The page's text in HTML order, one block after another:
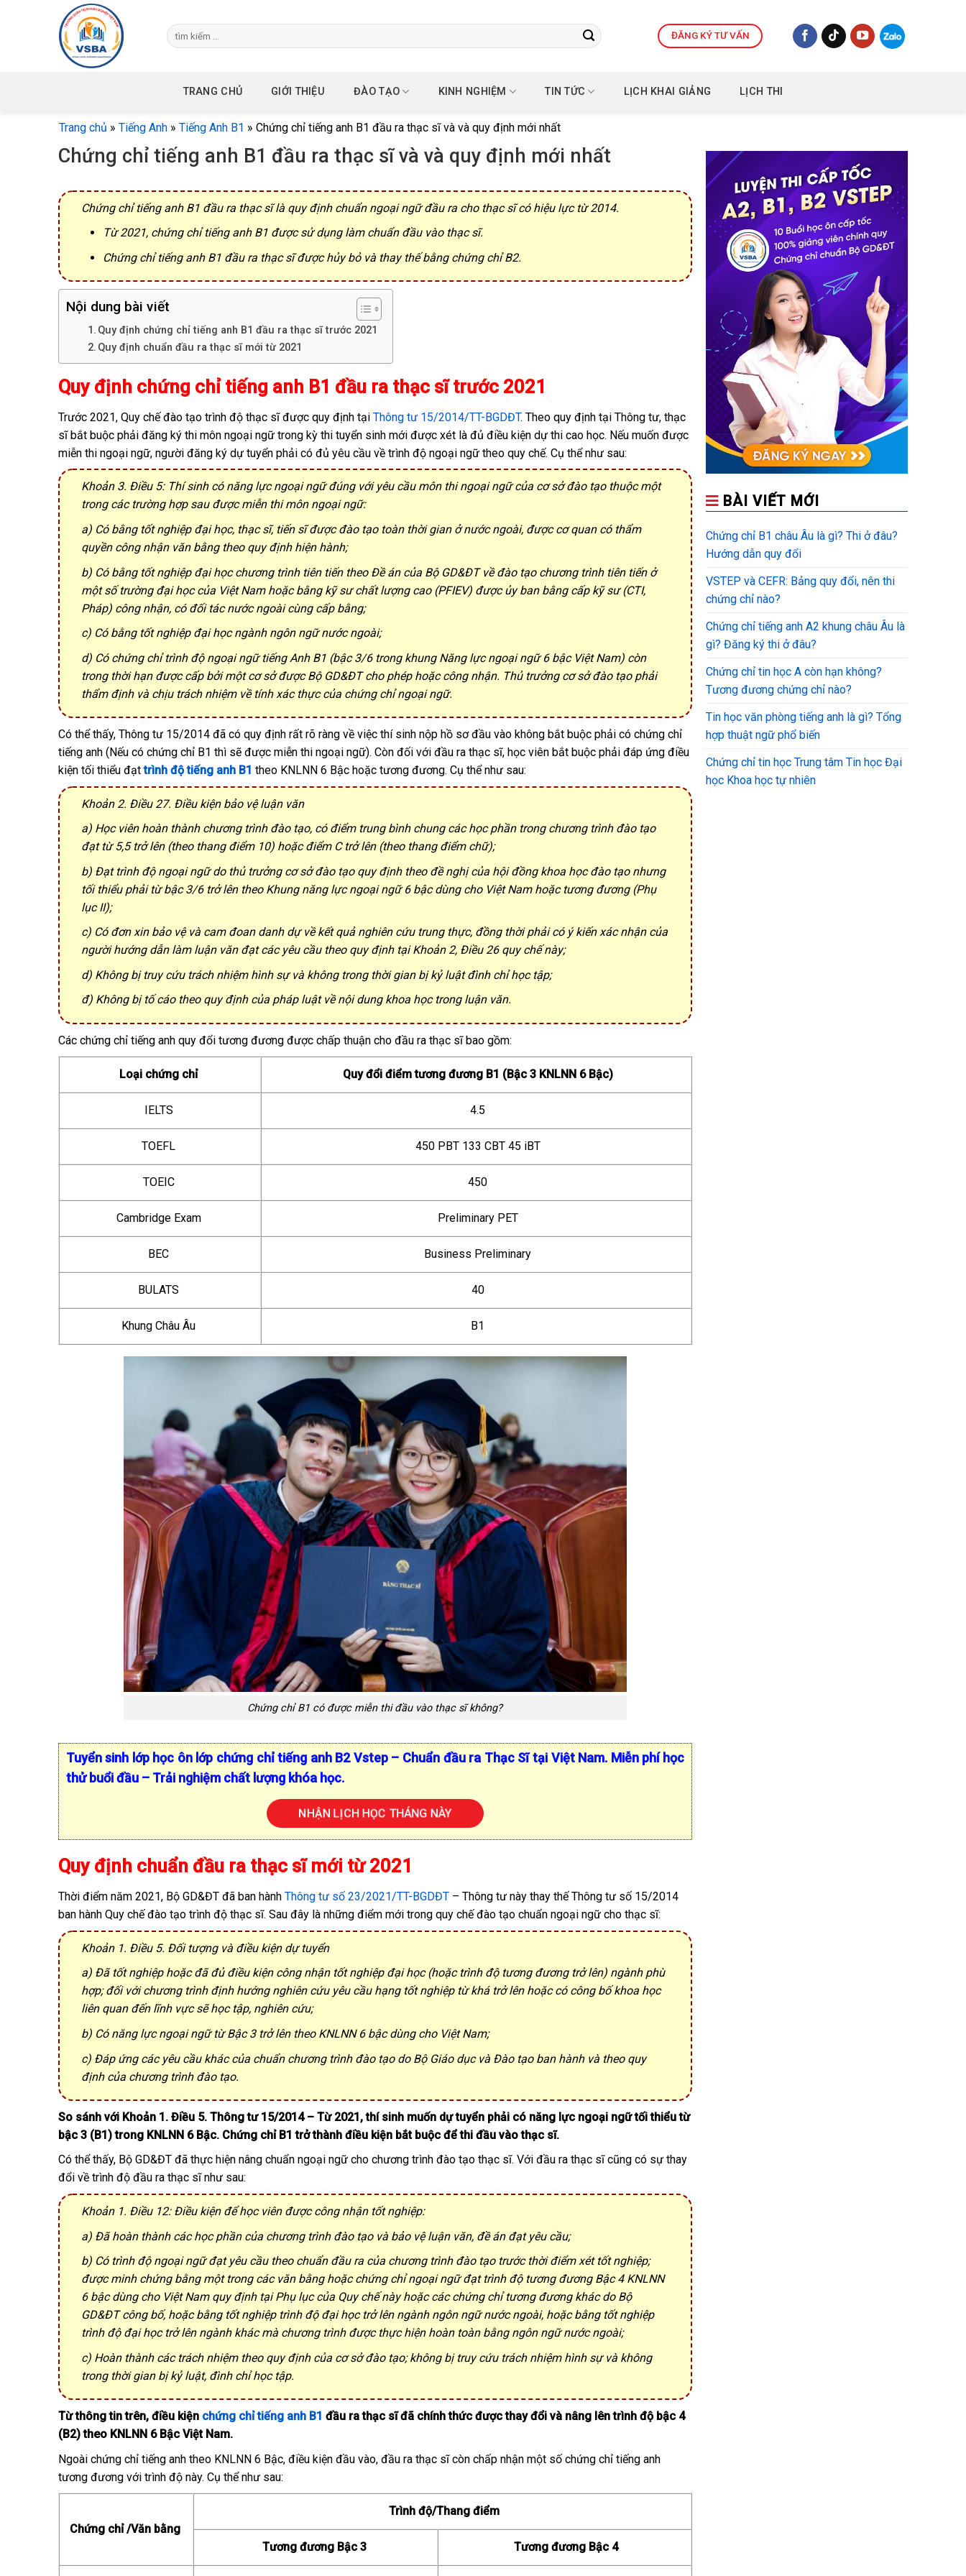
ĐĂNG KÝ TƯ VẤN
TRANG CHỦ GIỚI THIỆU ĐÀO TẠO KINH NGHIỆM TIN TỨC LỊCH KHAI GIẢNG LỊCH THI
Trang chủ » Tiếng Anh » Tiếng Anh B1 » Chứng chỉ tiếng anh B1 đầu ra thạc sĩ và và quy định mới nhất
Chứng chỉ tiếng anh B1 đầu ra thạc sĩ và và quy định mới nhất
Chứng chỉ tiếng anh B1 đầu ra thạc sĩ là quy định chuẩn ngoại ngữ đầu ra cho thạc sĩ có hiệu lực từ 2014.
Từ 2021, chứng chỉ tiếng anh B1 được sử dụng làm chuẩn đầu vào thạc sĩ.
Chứng chỉ tiếng anh B1 đầu ra thạc sĩ được hủy bỏ và thay thế bằng chứng chỉ B2.
Nội dung bài viết
Quy định chứng chỉ tiếng anh B1 đầu ra thạc sĩ trước 2021
Quy định chuẩn đầu ra thạc sĩ mới từ 2021
Quy định chứng chỉ tiếng anh B1 đầu ra thạc sĩ trước 2021
Trước 2021, Quy chế đào tạo trình độ thạc sĩ được quy định tại Thông tư 15/2014/TT-BGDĐT. Theo quy định tại Thông tư, thạc
sĩ bắt buộc phải đăng ký thi môn ngoại ngữ trong kỳ thi tuyển sinh mới được xét là đủ điều kiện dự thi cao học. Nếu muốn được
miễn thi ngoại ngữ, người đăng ký dự tuyển phải có đủ yêu cầu về trình độ ngoại ngữ theo quy chế. Cụ thể như sau:
Khoản 3. Điều 5: Thí sinh có năng lực ngoại ngữ đúng với yêu cầu môn thi ngoại ngữ của cơ sở đào tạo thuộc một
trong các trường hợp sau được miễn thi môn ngoại ngữ:
a) Có bằng tốt nghiệp đại học, thạc sĩ, tiến sĩ được đào tạo toàn thời gian ở nước ngoài, được cơ quan có thẩm
quyền công nhận văn bằng theo quy định hiện hành;
b) Có bằng tốt nghiệp đại học chương trình tiên tiến theo Đề án của Bộ GD&ĐT về đào tạo chương trình tiên tiến ở
một số trường đại học của Việt Nam hoặc bằng kỹ sư chất lượng cao (PFIEV) được ủy ban bằng cấp kỹ sư (CTI,
Pháp) công nhận, có đối tác nước ngoài cùng cấp bằng;
c) Có bằng tốt nghiệp đại học ngành ngôn ngữ nước ngoài;
d) Có chứng chỉ trình độ ngoại ngữ tiếng Anh B1 (bậc 3/6 trong khung Năng lực ngoại ngữ 6 bậc Việt Nam) còn
trong thời hạn được cấp bởi một cơ sở được Bộ GD&ĐT cho phép hoặc công nhận. Thủ trưởng cơ sở đào tạo phải
thẩm định và chịu trách nhiệm về tính xác thực của chứng chỉ ngoại ngữ.
Có thể thấy, Thông tư 15/2014 đã có quy định rất rõ ràng về việc thí sinh nộp hồ sơ đầu vào không bắt buộc phải có chứng chỉ
tiếng anh (Nếu có chứng chỉ B1 thì sẽ được miễn thi ngoại ngữ). Còn đối với đầu ra thạc sĩ, học viên bắt buộc phải đáp ứng điều
kiện tối thiểu đạttrình độ tiếng anh B1 theo KNLNN 6 Bậc hoặc tương đương. Cụ thể như sau:
Khoản 2. Điều 27. Điều kiện bảo vệ luận văn
a) Học viên hoàn thành chương trình đào tạo, có điểm trung bình chung các học phần trong chương trình đào tạo
đạt từ 5,5 trở lên (theo thang điểm 10) hoặc điểm C trở lên (theo thang điểm chữ);
b) Đạt trình độ ngoại ngữ do thủ trưởng cơ sở đào tạo quy định theo đề nghị của hội đồng khoa học đào tạo nhưng
tối thiểu phải từ bậc 3/6 trở lên theo Khung năng lực ngoại ngữ 6 bậc dùng cho Việt Nam hoặc tương đương (Phụ
lục II);
c) Có đơn xin bảo vệ và cam đoan danh dự về kết quả nghiên cứu trung thực, đồng thời phải có ý kiến xác nhận của
người hướng dẫn làm luận văn đạt các yêu cầu theo quy định tại Khoản 2, Điều 26 quy chế này;
d) Không bị truy cứu trách nhiệm hình sự và không trong thời gian bị kỷ luật đình chỉ học tập;
đ) Không bị tố cáo theo quy định của pháp luật về nội dung khoa học trong luận văn.
Các chứng chỉ tiếng anh quy đổi tương đương được chấp thuận cho đầu ra thạc sĩ bao gồm:
Loại chứng chỉ Quy đổi điểm tương đương B1 (Bậc 3 KNLNN 6 Bậc)
IELTS 4.5
TOEFL 450 PBT 133 CBT 45 iBT
TOEIC 450
Cambridge Exam Preliminary PET
BEC Business Preliminary
BULATS 40
Khung Châu Âu B1
Chứng chỉ B1 có được miễn thi đầu vào thạc sĩ không?
Tuyển sinh lớp học ôn lớp chứng chỉ tiếng anh B2 Vstep – Chuẩn đầu ra Thạc Sĩ tại Việt Nam. Miễn phí học
thử buổi đầu – Trải nghiệm chất lượng khóa học.
NHẬN LỊCH HỌC THÁNG NÀY
Quy định chuẩn đầu ra thạc sĩ mới từ 2021
Thời điểm năm 2021, Bộ GD&ĐT đã ban hành Thông tư số 23/2021/TT-BGDĐT– Thông tư này thay thế Thông tư số 15/2014
ban hành Quy chế đào tạo trình độ thạc sĩ. Sau đây là những điểm mới trong quy chế đào tạo chuẩn ngoại ngữ cho thạc sĩ:
Khoản 1. Điều 5. Đối tượng và điều kiện dự tuyển
a) Đã tốt nghiệp hoặc đã đủ điều kiện công nhận tốt nghiệp đại học (hoặc trình độ tương đương trở lên) ngành phù
hợp; đối với chương trình định hướng nghiên cứu yêu cầu hạng tốt nghiệp từ khá trở lên hoặc có công bố khoa học
liên quan đến lĩnh vực sẽ học tập, nghiên cứu;
b) Có năng lực ngoại ngữ từ Bậc 3 trở lên theo KNLNN 6 bậc dùng cho Việt Nam;
c) Đáp ứng các yêu cầu khác của chuẩn chương trình đào tạo do Bộ Giáo dục và Đào tạo ban hành và theo quy
định của chương trình đào tạo.
So sánh với Khoản 1. Điều 5. Thông tư 15/2014 – Từ 2021, thí sinh muốn dự tuyển phải có năng lực ngoại ngữ tối thiểu từ
bậc 3 (B1) trong KNLNN 6 Bậc. Chứng chỉ B1 trở thành điều kiện bắt buộc để thi đầu vào thạc sĩ.
Có thể thấy, Bộ GD&ĐT đã thực hiện nâng chuẩn ngoại ngữ cho chương trình đào tạo thạc sĩ. Với đầu ra thạc sĩ cũng có sự thay
đổi về trình độ đầu ra thạc sĩ như sau:
Khoản 1. Điều 12: Điều kiện để học viên được công nhận tốt nghiệp:
a) Đã hoàn thành các học phần của chương trình đào tạo và bảo vệ luận văn, đề án đạt yêu cầu;
b) Có trình độ ngoại ngữ đạt yêu cầu theo chuẩn đầu ra của chương trình đào tạo trước thời điểm xét tốt nghiệp;
được minh chứng bằng một trong các văn bằng hoặc chứng chỉ ngoại ngữ đạt trình độ tương đương Bậc 4 KNLNN
6 bậc dùng cho Việt Nam quy định tại Phụ lục của Quy chế này hoặc các chứng chỉ tương đương khác do Bộ
GD&ĐT công bố, hoặc bằng tốt nghiệp trình độ đại học trở lên ngành ngôn ngữ nước ngoài, hoặc bằng tốt nghiệp
trình độ đại học trở lên ngành khác mà chương trình được thực hiện hoàn toàn bằng ngôn ngữ nước ngoài;
c) Hoàn thành các trách nhiệm theo quy định của cơ sở đào tạo; không bị truy cứu trách nhiệm hình sự và không
trong thời gian bị kỷ luật, đình chỉ học tập.
Từ thông tin trên, điều kiện chứng chỉ tiếng anh B1 đầu ra thạc sĩ đã chính thức được thay đổi và nâng lên trình độ bậc 4
(B2) theo KNLNN 6 Bậc Việt Nam.
Ngoài chứng chỉ tiếng anh theo KNLNN 6 Bậc, điều kiện đầu vào, đầu ra thạc sĩ còn chấp nhận một số chứng chỉ tiếng anh
tương đương với trình độ này. Cụ thể như sau:
Chứng chỉ /Văn bằng
Trình độ/Thang điểm
Tương đương Bậc 3 Tương đương Bậc 4
BÀI VIẾT MỚI
Chứng chỉ B1 châu Âu là gì? Thi ở đâu?
Hướng dẫn quy đổi
VSTEP và CEFR: Bảng quy đổi, nên thi
chứng chỉ nào?
Chứng chỉ tiếng anh A2 khung châu Âu là
gì? Đăng ký thi ở đâu?
Chứng chỉ tin học A còn hạn không?
Tương đương chứng chỉ nào?
Tin học văn phòng tiếng anh là gì? Tổng
hợp thuật ngữ phổ biến
Chứng chỉ tin học Trung tâm Tin học Đại
học Khoa học tự nhiên